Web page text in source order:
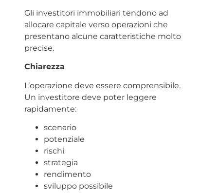
Gli investitori immobiliari tendono ad
allocare capitale verso operazioni che
presentano alcune caratteristiche molto
precise.
Chiarezza
L’operazione deve essere comprensibile.
Un investitore deve poter leggere
rapidamente:
scenario
potenziale
rischi
strategia
rendimento
sviluppo possibile